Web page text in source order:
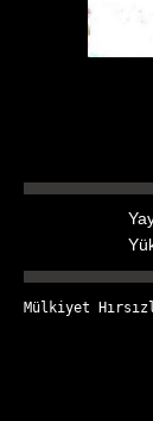
Mülkiyet